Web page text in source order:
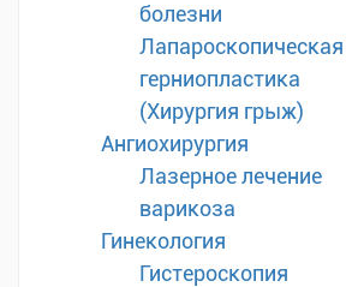
болезни
Лапароскопическая
герниопластика
(Хирургия грыж)
Ангиохирургия
Лазерное лечение
варикоза
Гинекология
Гистероскопия